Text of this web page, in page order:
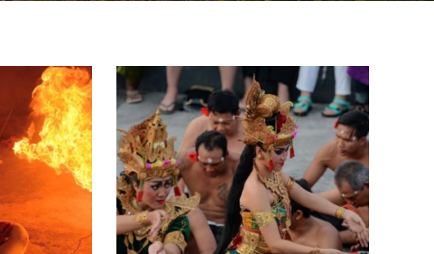
ウルワツ寺院
ウルワツ寺院とケチャダンス、シーフ
ードBBQディナー付ツアー
ウルワツ寺院とケチャダンス、シーフード
BBQディナー付ツアーウルワツ寺院でケチ
ャダンスを見た後はシーフードBBQディナ